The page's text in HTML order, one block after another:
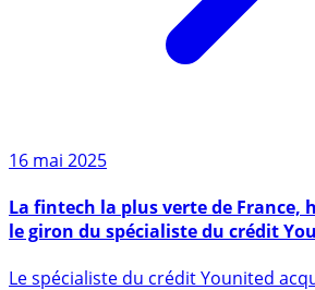
16 mai 2025
le giron du spécialiste du crédit